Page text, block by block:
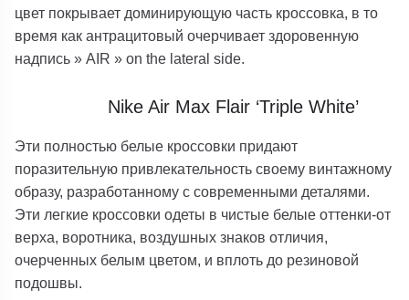
цвет покрывает доминирующую часть кроссовка, в то
время как антрацитовый очерчивает здоровенную
надпись » AIR » on the lateral side.
Nike Air Max Flair ‘Triple White’
Эти полностью белые кроссовки придают
поразительную привлекательность своему винтажному
образу, разработанному с современными деталями.
Эти легкие кроссовки одеты в чистые белые оттенки-от
верха, воротника, воздушных знаков отличия,
очерченных белым цветом, и вплоть до резиновой
подошвы.